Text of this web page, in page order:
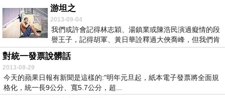
游坦之
2013-09-04
我們或許會記得林志穎、湯鎮業或陳浩民演過癡情的段
譽王子，記得胡軍、黃日華詮釋過大俠喬峰，但我們肯
定不...
對統一發票說髒話
2013-08-29
今天的蘋果日報有新聞是這樣的:"明年元旦起，紙本電子發票將全面規
格化，統一長9公分、寬5.7公分，超...